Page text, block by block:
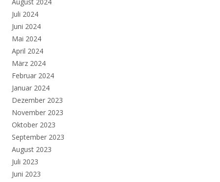
Juli 2024
Juni 2024
Mai 2024
April 2024
März 2024
Februar 2024
Januar 2024
Dezember 2023
November 2023
Oktober 2023
September 2023
August 2023
Juli 2023
Juni 2023